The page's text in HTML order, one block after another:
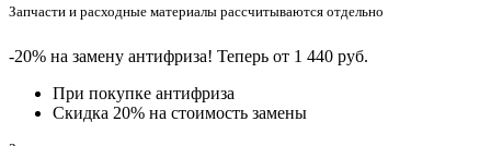
Запчасти и расходные материалы рассчитываются отдельно
-20% на замену антифриза! Теперь от 1 440 руб.
При покупке антифриза
Cкидка 20% на стоимость замены